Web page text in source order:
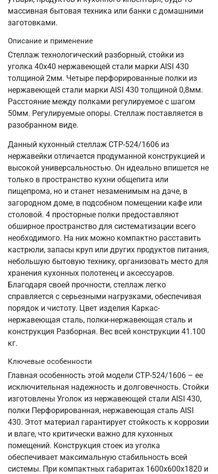
массивная бытовая техника или банки с домашними
заготовками.
Описание и применение
Стеллаж технологический разборный, стойки из
уголка 40х40 нержавеющей стали марки AISI 430
толщиной 2мм. Четыре перфорированные полки из
нержавеющей стали марки AISI 430 толщиной 0,8мм.
Расстояние между полками регулируемое с шагом
50мм. Регулируемые опоры. Стеллаж поставляется в
разобранном виде.
Данный кухонный стеллаж СТР-524/1606 из
нержавейки отличается продуманной конструкцией и
высокой универсальностью. Он идеально впишется не
только в пространство кухни общепита или
пищепрома, но и станет незаменимым на даче, в
загородном доме, в подсобном помещении кафе или
столовой. 4 просторные полки предоставляют
обширное пространство для систематизации всего
необходимого. На них можно компактно расставить
кастрюли, запасы круп или других продуктов питания,
небольшую бытовую технику, организовать место для
хранения кухонных полотенец и аксессуаров.
Благодаря своей прочности, стеллаж легко
справляется с серьезными нагрузками, обеспечивая
порядок и чистоту. Цвет изделия Каркас-
нержавеющая сталь, полки-нержавеющая сталь и
конструкция Разборная. Вес всей конструкции 41.100
кг.
Ключевые особенности
Главная особенность этой модели СТР-524/1606 – ее
исключительная надежность и долговечность. Стойки
изготовлены Уголок из нержавеющей стали AISI 430,
полки Перфорированная, нержавеющая сталь AISI
430. Этот материал гарантирует стойкость к коррозии
и влаге, что критически важно для кухонных
помещений. Конструкция стоек из уголка
обеспечивает максимальную стабильность всей
системы. При компактных габаритах 1600х600х1820 и